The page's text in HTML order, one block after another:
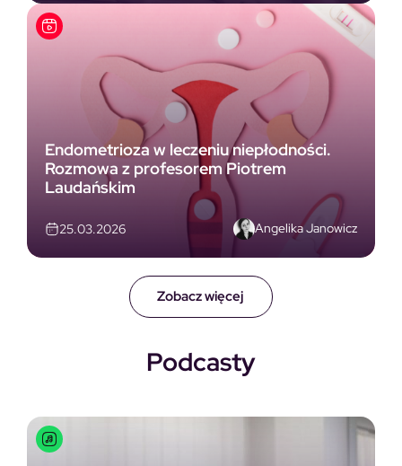
Zobacz więcej
Endometrioza w leczeniu niepłodności.
Rozmowa z profesorem Piotrem
Laudańskim
25.03.2026 Angelika Janowicz
Podcasty